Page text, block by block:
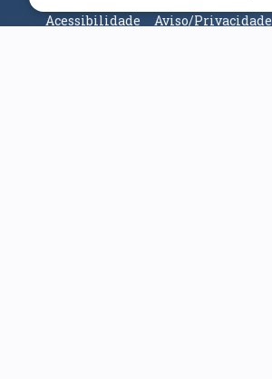
Acessibilidade Aviso/Privacidade